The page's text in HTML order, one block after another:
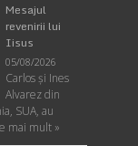
Mesajul
revenirii lui
Iisus
05/08/2026
Carlos şi Ines
Alvarez din
SUA, au
mai mult »